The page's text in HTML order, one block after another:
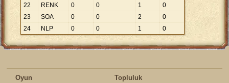
22
RENK 0 0 1
0
23
SOA 0 0 2
0
24
NLP 0 0 1 0
Oyun Topluluk